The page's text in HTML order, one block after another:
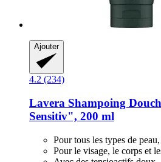
Ajouter
4.2 (234)
Lavera Shampoing
Sensitiv", 200 ml
Pour tous les types de
Pour le visage, le corps et